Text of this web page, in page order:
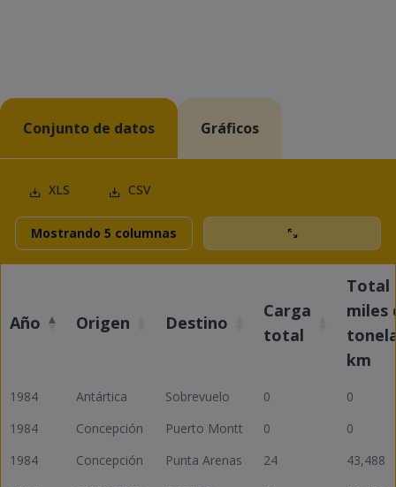
Conjunto de datos Gráficos
XLS CSV
Mostrando 5 columnas
Año Origen Destino
Carga
total
Total
miles
km
1984 Antártica Sobrevuelo 0
0
1984
Concepción Puerto Montt 0
0
1984
Concepción Punta Arenas 24
43,488